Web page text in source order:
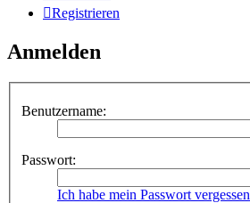
Registrieren
Anmelden
Benutzername:
Passwort:
Ich habe mein Passwort vergessen